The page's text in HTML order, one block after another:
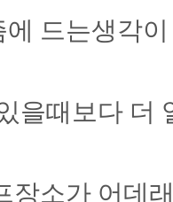
에 드는생각
을때보다 더
장소가 어데